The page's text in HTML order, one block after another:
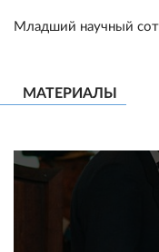
Младший научный
МАТЕРИАЛЫ